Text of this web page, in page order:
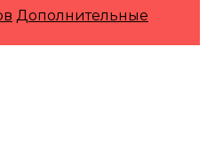
Дополнительные